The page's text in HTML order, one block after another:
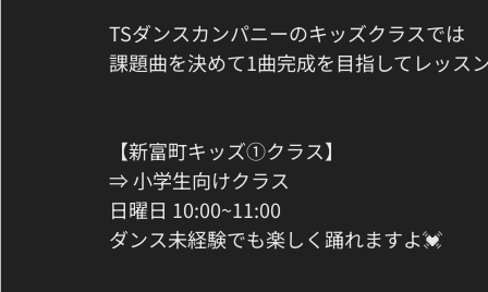
TSダンスカンパニーのキッズクラスでは
課題曲を決めて1曲完成を目指してレッス
【新富町キッズ①クラス】
⇒ 小学生向けクラス
日曜日 10:00~11:00
ダンス未経験でも楽しく踊れますよ💓